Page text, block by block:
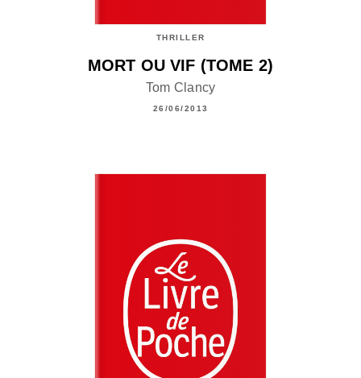
THRILLER
MORT OU VIF (TOME 2)
Tom Clancy
26/06/2013